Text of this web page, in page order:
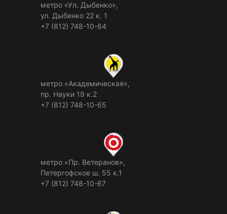
метро «Ул. Дыбенко»,
ул. Дыбенко 22 к. 1
+7 (812) 748-10-64
метро «Академическая»,
пр. Науки 19 к.2
+7 (812) 748-10-65
метро «Пр. Ветеранов»,
Петергофское ш. 55 к.1
+7 (812) 748-10-67